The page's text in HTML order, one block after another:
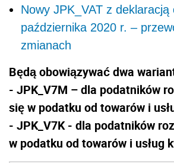
Nowy JPK_VAT z deklaracją
października 2020 r. –
zmianach
Będą obowiązywać dwa
- JPK_V7M – dla podatników
się w podatku od towarów i
- JPK_V7K - dla podatników
w podatku od towarów i usług